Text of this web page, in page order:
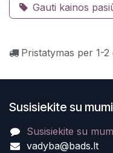
Gauti kainos
Pristatymas per 1-2
Susisiekite su
Susisiekite su
vadyba@bads.lt